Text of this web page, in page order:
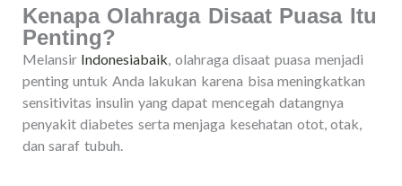
Kenapa Olahraga Disaat Puasa Itu
Penting?
Melansir Indonesiabaik, olahraga disaat puasa menjadi
penting untuk Anda lakukan karena bisa meningkatkan
sensitivitas insulin yang dapat mencegah datangnya
penyakit diabetes serta menjaga kesehatan otot, otak,
dan saraf tubuh.